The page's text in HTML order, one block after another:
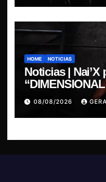
HOME NOTICIAS
Noticias | Nai’X
08/08/2026